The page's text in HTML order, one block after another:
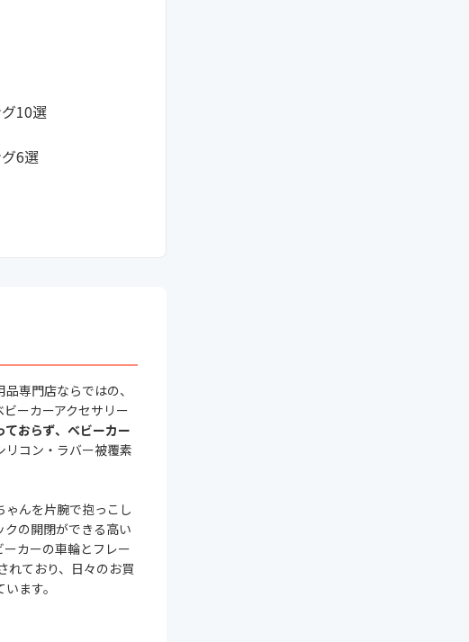
10選
6選
専門店ならではの、
ーカーアクセサリー
おらず、ベビーカー
リコン・ラバー被覆素
んを片腕で抱っこし
の開閉ができる高い
カーの車輪とフレー
れており、日々のお買
ます。